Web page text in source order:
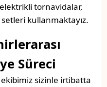
tornavidalar,
kullanmaktayız.
Süreci
sizinle irtibatta